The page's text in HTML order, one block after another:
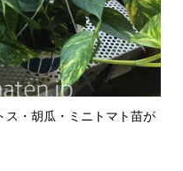
ス・胡瓜・ミニトマト苗が